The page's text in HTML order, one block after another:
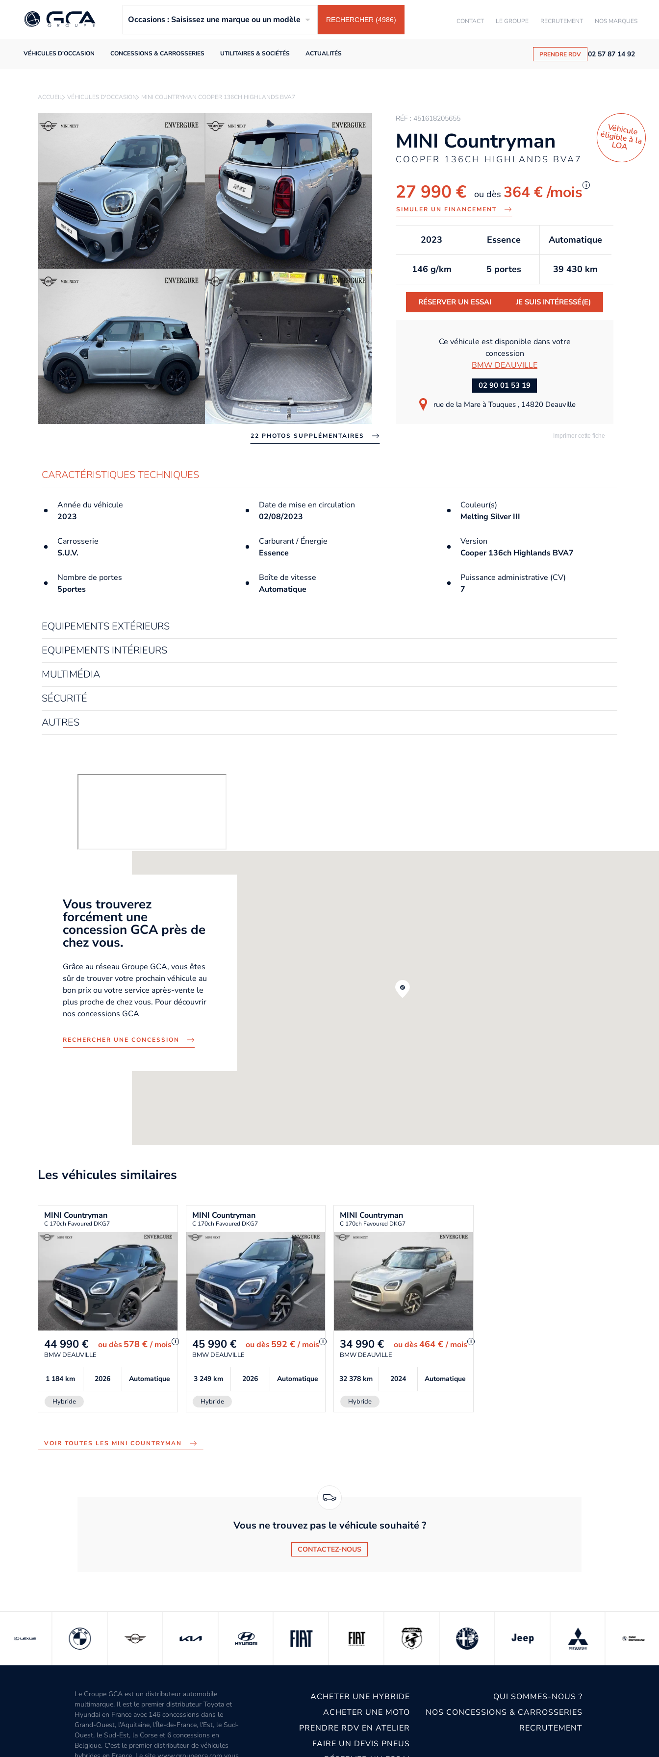
CONTACT LE GROUPE RECRUTEMENT NOS MARQUES
VÉHICULES D'OCCASION CONCESSIONS & CARROSSERIES UTILITAIRES & SOCIÉTÉS ACTUALITÉS PRENDRE RDV 02 57 87 14 92
Occasions : Saisissez une marque ou un modèle RECHERCHER (4986)
ACCUEIL VÉHICULES D'OCCASION MINI COUNTRYMAN COOPER 136CH HIGHLANDS BVA7
22 PHOTOS SUPPLÉMENTAIRES
RÉF : 451618205655
MINI Countryman
COOPER 136CH HIGHLANDS BVA7
27 990 € ou dès 364 €/mois i
SIMULER UN FINANCEMENT
Véhicule
éligible à la
LO
A
2023 Essence Automatique
146 g/km 5 portes 39 430 km
RÉSERVER UN ESSAI JE SUIS INTÉRESSÉ(E)
Ce véhicule est disponible dans votre
concession
BMW DEAUVILLE
02 90 01 53 19
rue de la Mare à Touques , 14820 Deauville
Imprimer cette fiche
CARACTÉRISTIQUES TECHNIQUES
Année du véhicule
2023
Date de mise en circulation
02/08/2023
Couleur(s)
Melting Silver III
Carrosserie
S.U.V.
Carburant / Énergie
Essence
Version
Cooper 136ch Highlands BVA7
Nombre de portes
5portes
Boîte de vitesse
Automatique
Puissance administrative (CV)
7
EQUIPEMENTS EXTÉRIEURS
EQUIPEMENTS INTÉRIEURS
MULTIMÉDIA
SÉCURITÉ
AUTRES
Vous trouverez
forcément une
concession GCA près de
chez vous.
Grâce au réseau Groupe GCA, vous êtes
sûr de trouver votre prochain véhicule au
bon prix ou votre service après-vente le
plus proche de chez vous. Pour découvrir
nos concessions GCA
RECHERCHER UNE CONCESSION
Les véhicules similaires
MINI Countryman
C 170ch Favoured DKG7
44 990 € oudès 578 €/ mois i
BMW DEAUVILLE
1 184km 2026 Automatique
Hybride
MINI Countryman
C 170ch Favoured DKG7
45 990 € oudès592 €/ mois i
BMW DEAUVILLE
3 249 km 2026 Automatique
Hybride
MINI Countryman
C 170ch Favoured DKG7
34 990 € oudès464 €/ mois i
BMW DEAUVILLE
32 378km 2024 Automatique
Hybride
VOIR TOUTES LES MINI COUNTRYMAN
Vous ne trouvez pas le véhicule souhaité ?
CONTACTEZ-NOUS
Le Groupe GCA est un distributeur automobile
multimarque. Il est le premier distributeur Toyota et
Hyundai en France avec 146 concessions dans le
Grand-Ouest, l’Aquitaine, l'Île-de-France, l'Est, le Sud-
Ouest, le Sud-Est, la Corse et 6 concessions en
Belgique. C'est le premier distributeur de véhicules
ACHETER UNE HYBRIDE
ACHETER UNE MOTO
PRENDRE RDV EN ATELIER
FAIRE UN DEVIS PNEUS
QUI SOMMES-NOUS ?
NOS CONCESSIONS & CARROSSERIES
RECRUTEMENT